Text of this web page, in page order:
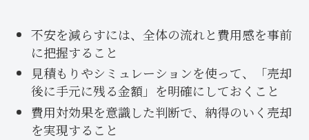
不安を減らすには、全体の流れと費用感を事前
に把握すること
見積もりやシミュレーションを使って、「売却
後に手元に残る金額」を明確にしておくこと
費用対効果を意識した判断で、納得のいく売却
を実現すること